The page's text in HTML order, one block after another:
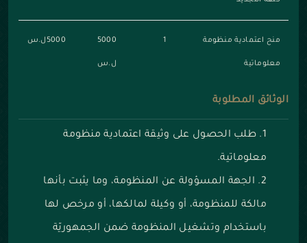
منح اعتمادية منظومة
معلوماتية
1
5000
ل.س
5000ل.س
الوثائق المطلوبة
طلب الحصول على وثيقة اعتمادية منظومة
معلوماتية.
الجهة المسؤولة عن المنظومة، وما يثبت بأنها
مالكة للمنظومة، أو وكيلة لمالكها، أو مرخص لها
باستخدام وتشغيل المنظومة ضمن الجمهوريّة